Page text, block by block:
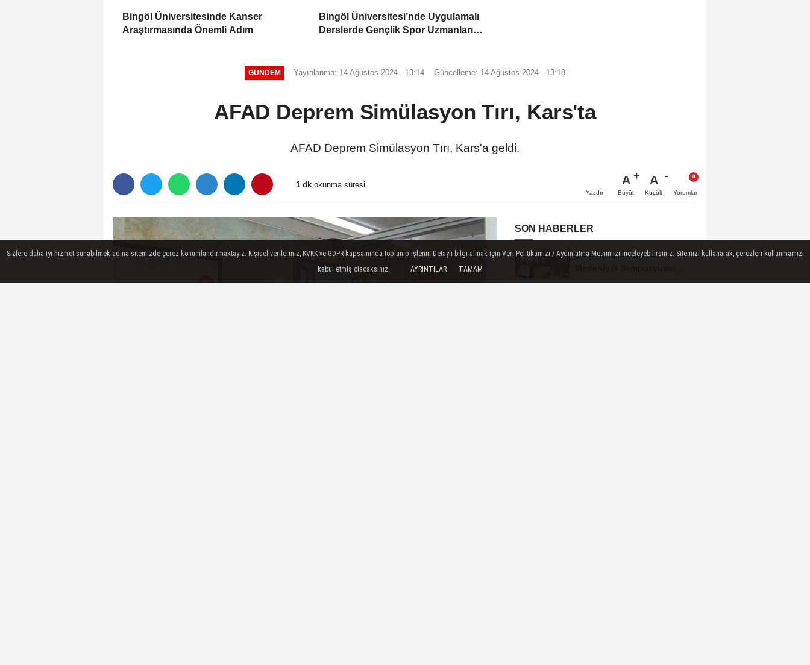
Bingöl Üniversitesinde Kanser
Araştırmasında Önemli Adım
Bingöl Üniversitesi’nde Uygulamalı
Derslerde Gençlik Spor Uzmanları
GÜNDEM Yayınlanma: 14 Ağustos 2024 - 13:14 Güncelleme: 14 Ağustos 2024 - 13:18
AFAD Deprem Simülasyon Tırı, Kars'ta
AFAD Deprem Simülasyon Tırı, Kars'a geldi.
1 dk okunma süresi
Yazdır
A
Büyüt
A
Küçült Yorumlar
SON HABERLER
Bingöl: Tarih, Kültür ve
Mayıs Ayında Düzenlenecek
Sizlere daha iyi hizmet sunabilmek adına sitemizde çerez konumlandırmaktayız. Kişisel verileriniz, KVKK ve GDPR kapsamında toplanıp işlenir. Detaylı bilgi almak için Veri Politikamızı / Aydınlatma Metnimizi inceleyebilirsiniz. Sitemizi kullanarak, çerezleri kullanmamızı
kabul etmiş olacaksınız.
AYRINTILAR TAMAM